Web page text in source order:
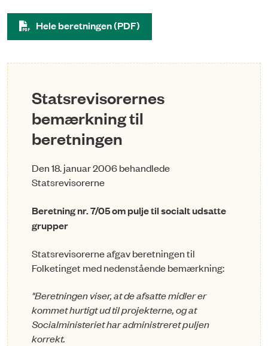
Hele beretningen (PDF)
Statsrevisorernes
bemærkning til
beretningen
Den 18. januar 2006 behandlede
Statsrevisorerne
Beretning nr. 7/05 om pulje til socialt udsatte
grupper
Statsrevisorerne afgav beretningen til
Folketinget med nedenstående bemærkning:
"Beretningen viser, at de afsatte midler er
kommet hurtigt ud til projekterne, og at
Socialministe­riet har administreret puljen
korrekt.